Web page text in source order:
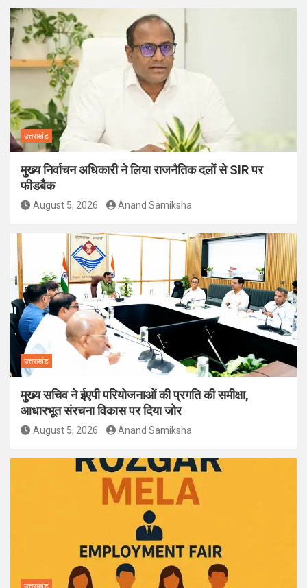
उत्तराखंड
मुख्य निर्वाचन अधिकारी ने लिया राजनैतिक दलों से SIR पर
फीडबैक
August 5, 2026 Anand Samiksha
उत्तराखंड
मुख्य सचिव ने ईएपी परियोजनाओं की प्रगति की समीक्षा,
आधारभूत संरचना विकास पर दिया जोर
August 5, 2026 Anand Samiksha
उत्तराखंड